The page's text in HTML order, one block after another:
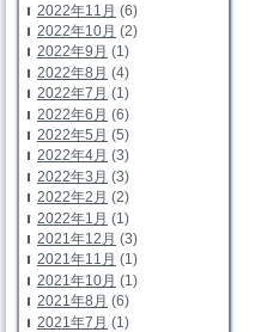
2022年11月 (6)
2022年10月 (2)
2022年9月 (1)
2022年8月 (4)
2022年7月 (1)
2022年6月 (6)
2022年5月 (5)
2022年4月 (3)
2022年3月 (3)
2022年2月 (2)
2022年1月 (1)
2021年12月 (3)
2021年11月 (1)
2021年10月 (1)
2021年8月 (6)
2021年7月 (1)